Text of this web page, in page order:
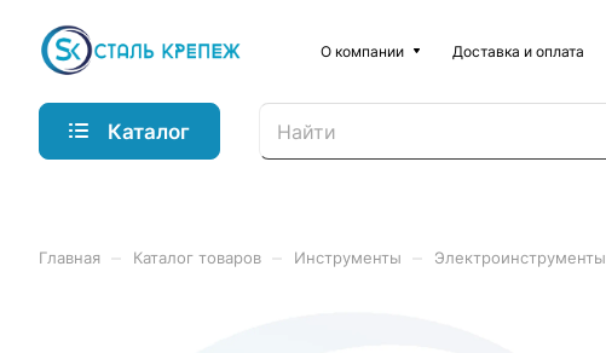
О компании Доставка и оплата
Каталог
Главная Каталог товаров Инструменты Электроинструменты